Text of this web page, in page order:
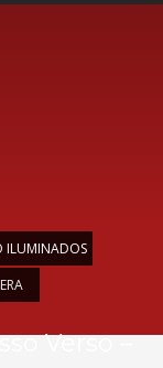
ILUMINADOS
Verso –